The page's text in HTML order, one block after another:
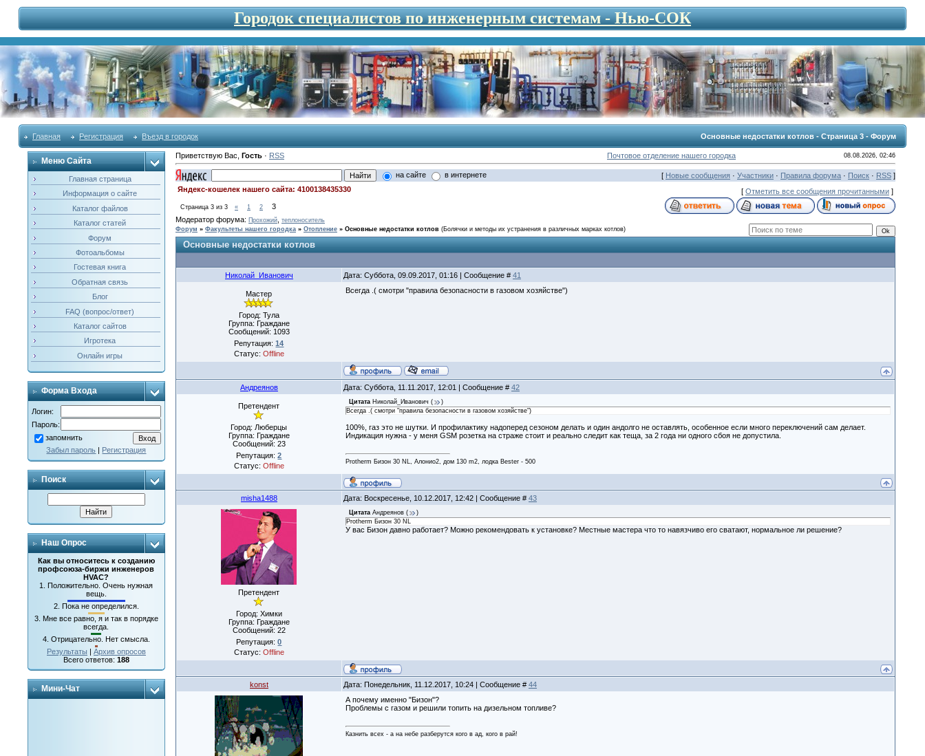
Городок специалистов по инженерным системам - Нью-СОК
Главная Регистрация Въезд в городок Основные недостатки котлов - Страница 3 - Форум
Меню Сайта
Главная страница
Информация о сайте
Каталог файлов
Каталог статей
Форум
Фотоальбомы
Гостевая книга
Обратная связь
Блог
FAQ (вопрос/ответ)
Каталог сайтов
Игротека
Онлайн игры
Форма Входа
Логин:
Пароль:
запомнить
Забыл пароль | Регистрация
Поиск
Наш Опрос
Как вы относитесь к созданию
профсоюза-биржи инженеров
HVAC?
1.Положительно. Очень нужная
вещь.
2. Пока не определился.
3. Мне все равно, я и так в порядке
всегда.
4. Отрицательно. Нет смысла.
Результаты | Архив опросов
Всего ответов: 188
Мини-Чат
Приветствую Вас Гость· RSS Почтовое отделение нашего городка 08.08.2026, 02:46
на сайте в интернете [ Новые сообщения· Участники· Правила форума· Поиск· RSS]
Яндекс-кошелек нашего сайта: 4100138435330
[ Отметить все сообщения прочитанными]
Страница 3из 3 « 1 2
3
Модератор форума: Прохожий, теплоноситель
Форум » Факультеты нашего городка » Отопление » Основные недостатки котлов (Болячки и методы их устранения в различных марках котлов)
Основные недостатки котлов
Николай_Иванович Дата: Суббота, 09.09.2017, 01:16 | Сообщение # 41
Мастер
Город: Тула
Группа: Граждане
Сообщений: 1093
Репутация:14
Статус: Offline
Всегда .( смотри "правила безопасности в газовом хозяйстве")
Андреянов Дата: Суббота, 11.11.2017, 12:01 | Сообщение # 42
Претендент
Город: Люберцы
Группа: Граждане
Сообщений: 23
Репутация:2
Статус: Offline
Цитата Николай_Иванович (
)
Всегда .( смотри "правила безопасности в газовом хозяйстве")
100%, газ это не шутки. И профилактику надоперед сезоном делать и один андолго не оставлять, особенное если много переключений сам делает.
Индикация нужна - у меня GSM розетка на страже стоит и реально следит как теща, за 2 года ни одного сбоя не допустила.
Protherm Бизон 30 NL, Алонио2, дом 130 m2, лодка Bester - 500
misha1488 Дата: Воскресенье, 10.12.2017, 12:42 | Сообщение # 43
Претендент
Город: Химки
Группа: Граждане
Сообщений: 22
Репутация:0
Статус: Offline
Цитата Андреянов(
)
Protherm Бизон 30 NL
У вас Бизон давно работает? Можно рекомендовать к установке? Местные мастера что то навязчиво его сватают, нормальное ли решение?
konst Дата: Понедельник, 11.12.2017, 10:24 | Сообщение # 44
А почему именно "Бизон"?
Проблемы с газом и решили топить на дизельном топливе?
Казнить всех - а на небе разберутся кого в ад, кого в рай!